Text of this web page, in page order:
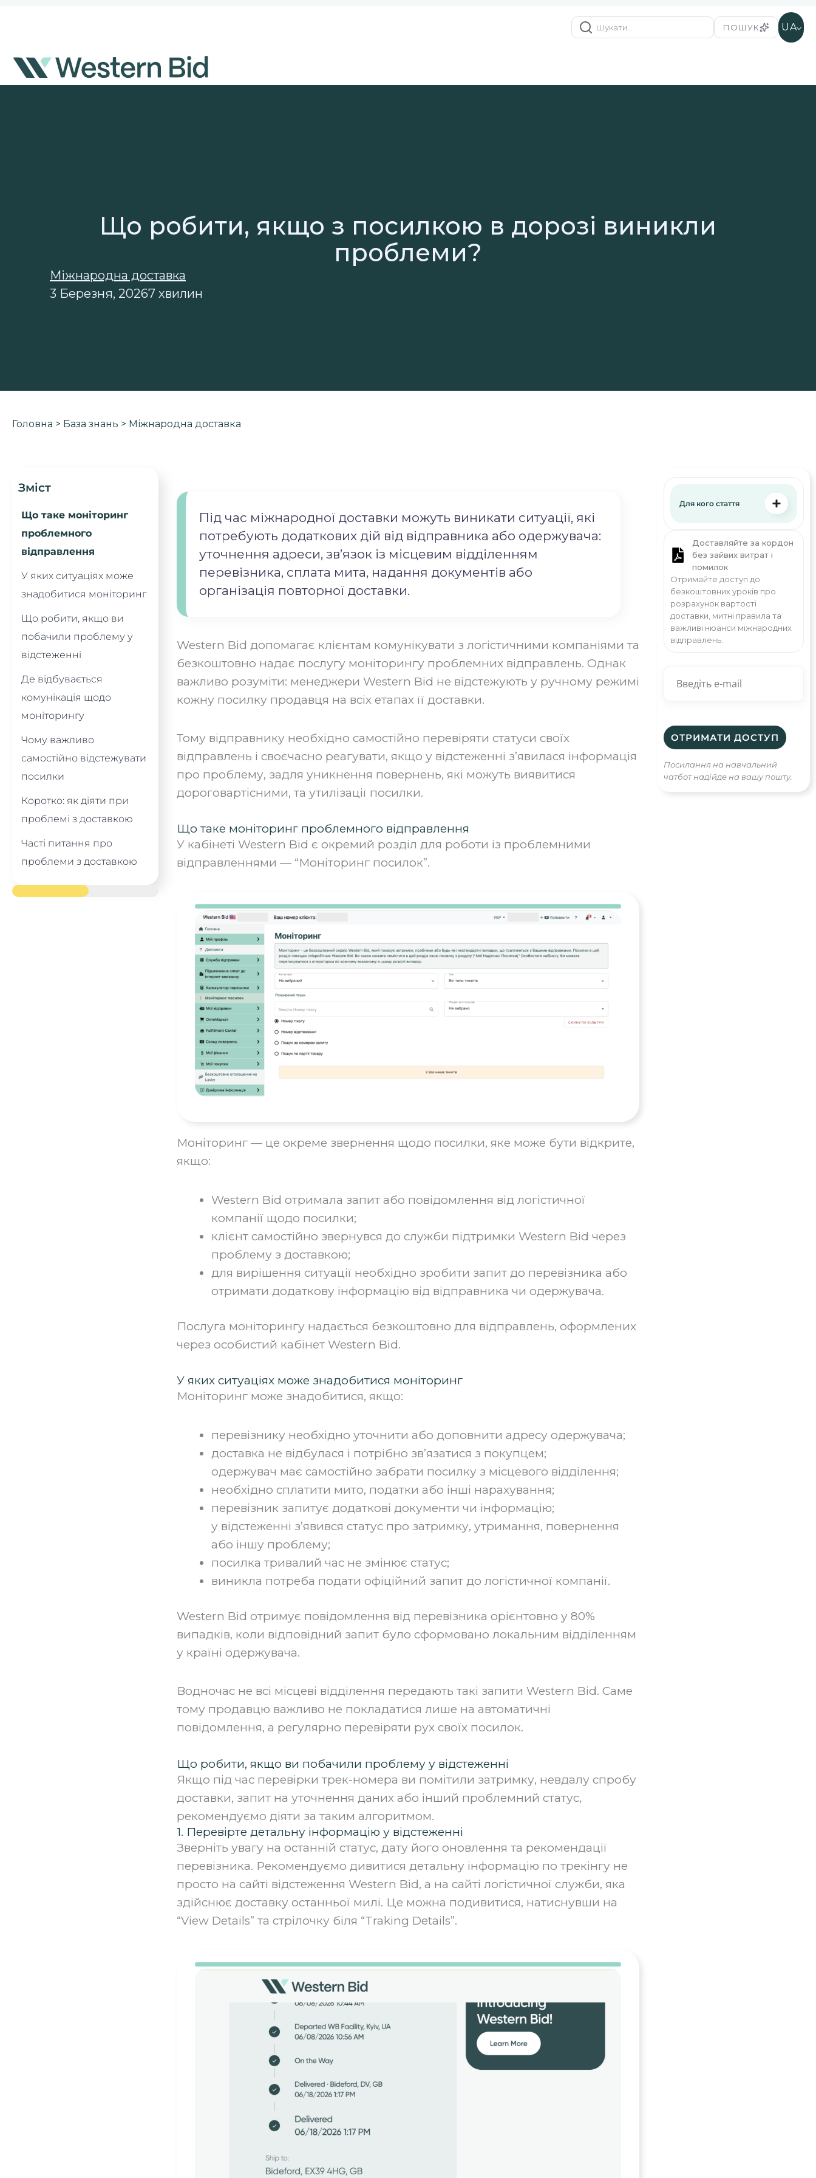
ПОШУК UA
Що робити, якщо з посилкою в дорозі виникли
проблеми?
Міжнародна доставка
3 Березня, 20267 хвилин
Головна > База знань > Міжнародна доставка
Зміст
Що таке моніторинг
проблемного
відправлення
У яких ситуаціях може
знадобитися моніторинг
Що робити, якщо ви
побачили проблему у
відстеженні
Де відбувається
комунікація щодо
моніторингу
Чому важливо
самостійно відстежувати
посилки
Коротко: як діяти при
проблемі з доставкою
Часті питання про
проблеми з доставкою
Під час міжнародної доставки можуть виникати ситуації, які
потребують додаткових дій від відправника або одержувача:
уточнення адреси, зв’язок із місцевим відділенням
перевізника, сплата мита, надання документів або
організація повторної доставки.
Western Bid допомагає клієнтам комунікувати з логістичними компаніями та
безкоштовно надає послугу моніторингу проблемних відправлень. Однак
важливо розуміти: менеджери Western Bid не відстежують у ручному режимі
кожну посилку продавця на всіх етапах її доставки.
Тому відправнику необхідно самостійно перевіряти статуси своїх
відправлень і своєчасно реагувати, якщо у відстеженні з’явилася інформація
про проблему, задля уникнення повернень, які можуть виявитися
дороговартісними, та утилізації посилки.
Що таке моніторинг проблемного відправлення
У кабінеті Western Bid є окремий розділ для роботи із проблемними
відправленнями — “Моніторинг посилок”.
Моніторинг — це окреме звернення щодо посилки, яке може бути відкрите,
якщо:
Western Bid отримала запит або повідомлення від логістичної
компанії щодо посилки;
клієнт самостійно звернувся до служби підтримки Western Bid через
проблему з доставкою;
для вирішення ситуації необхідно зробити запит до перевізника або
отримати додаткову інформацію від відправника чи одержувача.
Послуга моніторингу надається безкоштовно для відправлень, оформлених
через особистий кабінет Western Bid.
У яких ситуаціях може знадобитися моніторинг
Моніторинг може знадобитися, якщо:
перевізнику необхідно уточнити або доповнити адресу одержувача;
доставка не відбулася і потрібно зв’язатися з покупцем;
одержувач має самостійно забрати посилку з місцевого відділення;
необхідно сплатити мито, податки або інші нарахування;
перевізник запитує додаткові документи чи інформацію;
у відстеженні з’явився статус про затримку, утримання, повернення
або іншу проблему;
посилка тривалий час не змінює статус;
виникла потреба подати офіційний запит до логістичної компанії.
Western Bid отримує повідомлення від перевізника орієнтовно у 80%
випадків, коли відповідний запит було сформовано локальним відділенням
у країні одержувача.
Водночас не всі місцеві відділення передають такі запити Western Bid. Саме
тому продавцю важливо не покладатися лише на автоматичні
повідомлення, а регулярно перевіряти рух своїх посилок.
Що робити, якщо ви побачили проблему у відстеженні
Якщо під час перевірки трек-номера ви помітили затримку, невдалу спробу
доставки, запит на уточнення даних або інший проблемний статус,
рекомендуємо діяти за таким алгоритмом.
1. Перевірте детальну інформацію у відстеженні
Зверніть увагу на останній статус, дату його оновлення та рекомендації
перевізника. Рекомендуємо дивитися детальну інформацію по трекінгу не
просто на сайті відстеження Western Bid, а на сайті логістичної служби, яка
здійснює доставку останньої милі. Це можна подивитися, натиснувши на
“View Details” та стрілочку біля “Traking Details”.
Для кого стаття
Доставляйте за кордон
без зайвих витрат і
помилок
Отримайте доступ до
безкоштовних уроків про
розрахунок вартості
доставки, митні правила та
важливі нюанси міжнародних
відправлень.
Посилання на навчальний
чатбот надійде на вашу пошту.